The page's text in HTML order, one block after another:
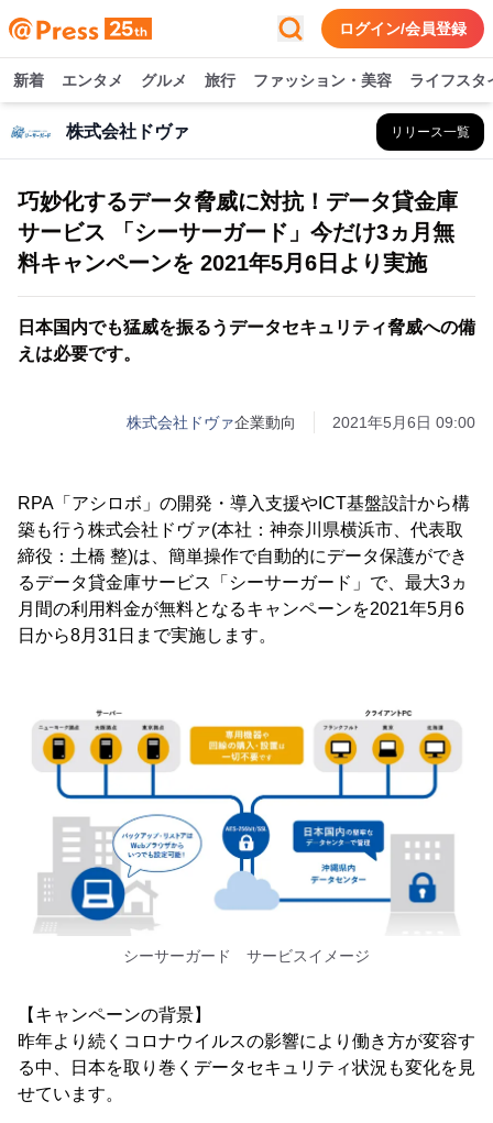
ログイン/会員登録
新着 エンタメ グルメ 旅行 ファッション・美容 ライフスタ
株式会社ドヴァ リリース一覧
巧妙化するデータ脅威に対抗！データ貸金庫
サービス 「シーサーガード」今だけ3ヵ月無
料キャンペーンを 2021年5月6日より実施
日本国内でも猛威を振るうデータセキュリティ脅威への備
えは必要です。
株式会社ドヴァ企業動向 2021年5月6日 09:00
RPA「アシロボ」の開発・導入支援やICT基盤設計から構
築も行う株式会社ドヴァ(本社：神奈川県横浜市、代表取
締役：土橋 整)は、簡単操作で自動的にデータ保護ができ
るデータ貸金庫サービス「シーサーガード」で、最大3ヵ
月間の利用料金が無料となるキャンペーンを2021年5月6
日から8月31日まで実施します。
シーサーガード サービスイメージ
【キャンペーンの背景】
昨年より続くコロナウイルスの影響により働き方が変容す
る中、日本を取り巻くデータセキュリティ状況も変化を見
せています。